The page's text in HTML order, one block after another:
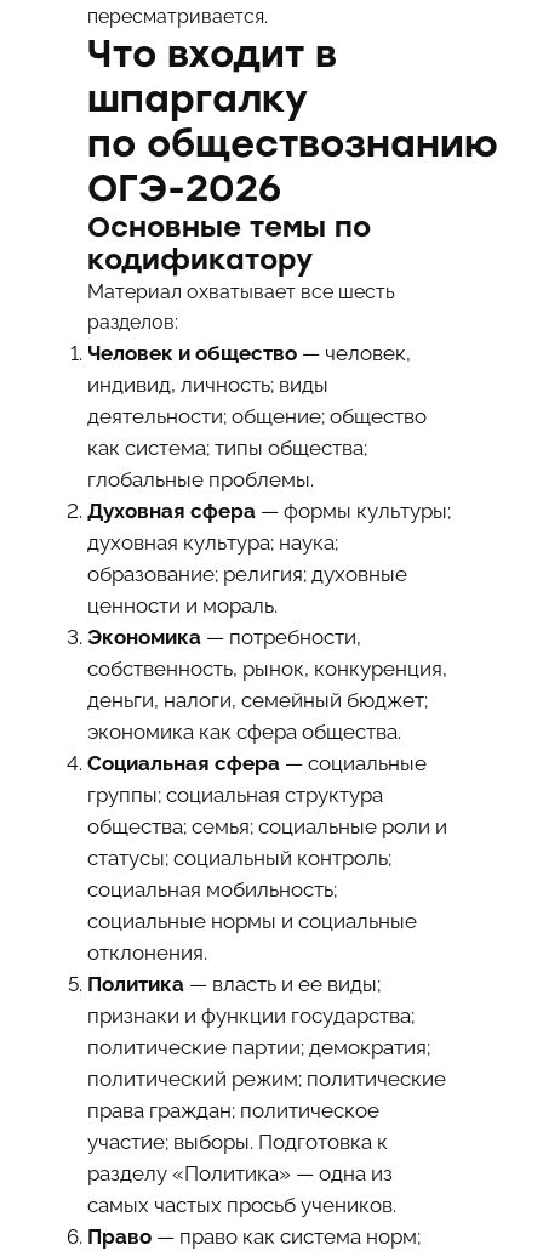
пересматривается.
Что входит в
шпаргалку
по обществознанию
ОГЭ-2026
Основные темы по
кодификатору
Материал охватывает все шесть
разделов:
Человек и общество— человек,
индивид, личность; виды
деятельности; общение; общество
как система; типы общества;
глобальные проблемы.
Духовная сфера— формы культуры;
духовная культура; наука;
образование; религия; духовные
ценности и мораль.
Экономика — потребности,
собственность, рынок, конкуренция,
деньги, налоги, семейный бюджет;
экономика как сфера общества.
Социальная сфера — социальные
группы; социальная структура
общества; семья; социальные роли и
статусы; социальный контроль;
социальная мобильность;
социальные нормы и социальные
отклонения.
Политика — власть и ее виды;
признаки и функции государства;
политические партии; демократия;
политический режим; политические
права граждан; политическое
участие; выборы. Подготовка к
разделу «Политика» — одна из
самых частых просьб учеников.
Право — право как система норм;